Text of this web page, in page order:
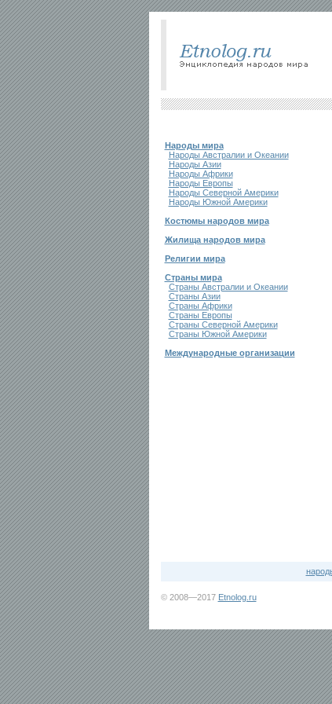
Народы мира
Народы Австралии и Океании
Народы Азии
Народы Африки
Народы Европы
Народы Северной Америки
Народы Южной Америки
Костюмы народов мира
Жилища народов мира
Религии мира
Страны мира
Страны Австралии и Океании
Страны Азии
Страны Африки
Страны Европы
Страны Северной Америки
Страны Южной Америки
Международные организации
© 2008—2017 Etnolog.ru